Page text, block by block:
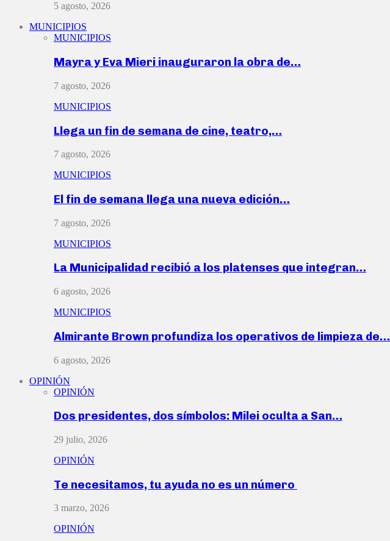
5 agosto, 2026
MUNICIPIOS
MUNICIPIOS
Mayra y Eva Mieri inauguraron la obra de…
7 agosto, 2026
MUNICIPIOS
Llega un fin de semana de cine, teatro,…
7 agosto, 2026
MUNICIPIOS
El fin de semana llega una nueva edición…
7 agosto, 2026
MUNICIPIOS
La Municipalidad recibió a los platenses que integran…
6 agosto, 2026
MUNICIPIOS
Almirante Brown profundiza los operativos de limpieza de…
6 agosto, 2026
OPINIÓN
OPINIÓN
Dos presidentes, dos símbolos: Milei oculta a San…
29 julio, 2026
OPINIÓN
Te necesitamos, tu ayuda no es un número
3 marzo, 2026
OPINIÓN